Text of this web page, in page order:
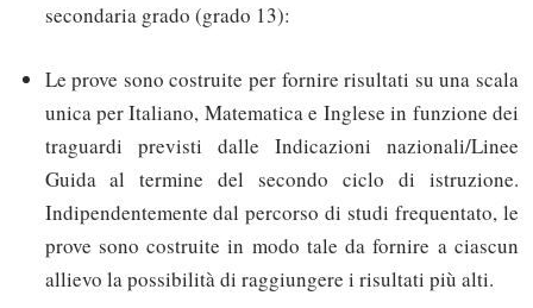
secondaria grado (grado 13):
Le prove sono costruite per fornire risultati su una scala
unica per Italiano, Matematica e Inglese in funzione dei
traguardi previsti dalle Indicazioni nazionali/Linee
Guida al termine del secondo ciclo di istruzione.
Indipendentemente dal percorso di studi frequentato, le
prove sono costruite in modo tale da fornire a ciascun
allievo la possibilità di raggiungere i risultati più alti.